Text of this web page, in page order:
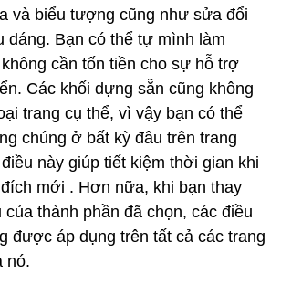
và biểu tượng cũng như sửa đổi
dáng. Bạn có thể tự mình làm
cần tốn tiền cho sự hỗ trợ
Các khối dựng sẵn cũng không
trang cụ thể, vì vậy bạn có thể
chúng ở bất kỳ đâu trên trang
này giúp tiết kiệm thời gian khi
mới . Hơn nữa, khi bạn thay
của thành phần đã chọn, các điều
được áp dụng trên tất cả các trang
nó.